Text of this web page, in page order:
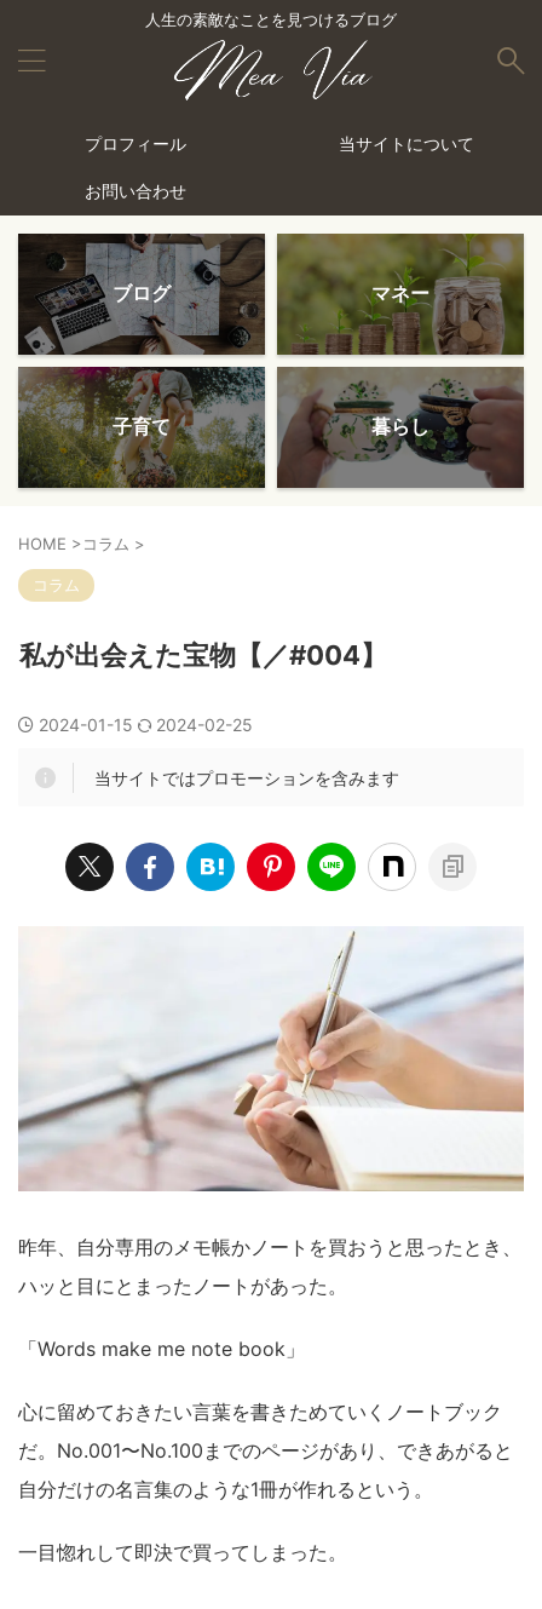
人生の素敵なことを見つけるブログ
プロフィール 当サイトについて
お問い合わせ
ブログ マネー
子育て 暮らし
HOME >コラム >
コラム
私が出会えた宝物【／#004】
2024-01-15 2024-02-25
当サイトではプロモーションを含みます
昨年、自分専用のメモ帳かノートを買おうと思ったとき、
ハッと目にとまったノートがあった。
「Words make me note book」
心に留めておきたい言葉を書きためていくノートブック
だ。No.001〜No.100までのページがあり、できあがると
自分だけの名言集のような1冊が作れるという。
一目惚れして即決で買ってしまった。